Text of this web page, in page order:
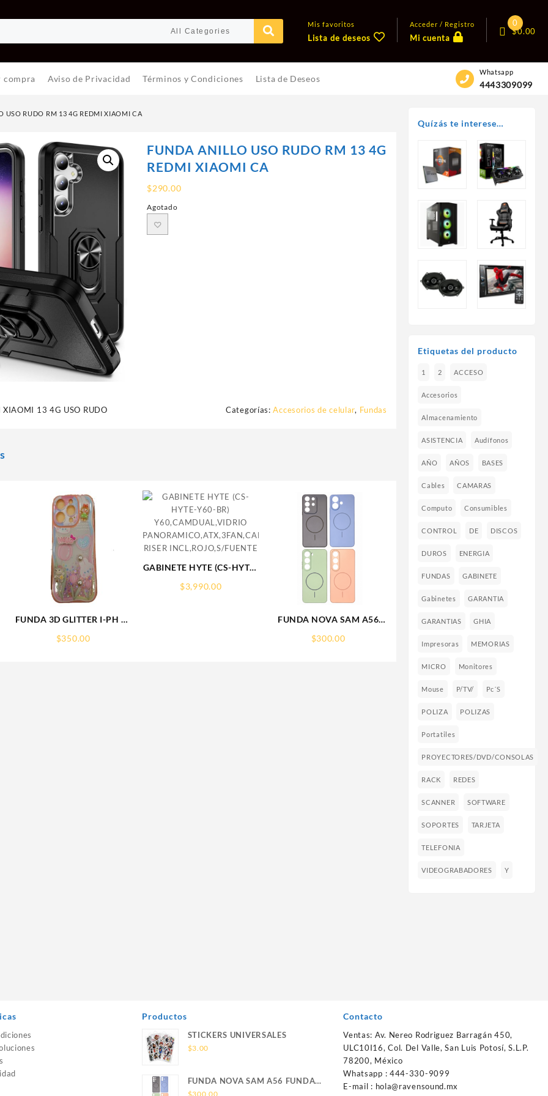
Mis favoritos
Lista de deseos
Acceder / Registro
Mi cuenta
0
$0.00
compra Aviso de Privacidad Términos y Condiciones Lista de Deseos
Whatsapp
4443309099
USO RUDO RM 13 4G REDMI XIAOMI CA
FUNDA ANILLO USO RUDO RM 13 4G
REDMI XIAOMI CA
$290.00
Agotado
13 4G USO RUDO Categorías:Accesorios de celular, Fundas
FUNDA 3D GLITTER I-PH 15
FUNCASE
$350.00
GABINETE HYTE (CS-HYTE-
Y60,CAMDUAL,VIDRIO
$3,990.00
FUNDA NOVA SAM A56
SOPORTE MAGNETICO
$300.00
Quízás te interese…
Etiquetas del producto
1 2 ACCESO
Accesorios
Almacenamiento
ASISTENCIA Audífonos
AÑO AÑOS BASES
Cables CAMARAS
Computo Consumibles
CONTROL DE DISCOS
DUROS ENERGIA
FUNDAS GABINETE
Gabinetes GARANTIA
GARANTIAS GHIA
Impresoras MEMORIAS
MICRO Monitores
Mouse P/TV/ Pc´s
POLIZA POLIZAS
Portatiles
PROYECTORES/DVD/CONSOLAS
RACK REDES
SCANNER SOFTWARE
SOPORTES TARJETA
TELEFONIA
VIDEOGRABADORES Y
Productos
STICKERS UNIVERSALES
$3.00
FUNDA NOVA SAM A56 FUNDA
SILICONA SIN SOPORTE
$300.00
Contacto
Ventas: Av. Nereo Rodriguez Barragán 450,
ULC10I16, Col. Del Valle, San Luis Potosí, S.L.P.
78200, México
Whatsapp : 444-330-9099
E-mail : hola@ravensound.mx